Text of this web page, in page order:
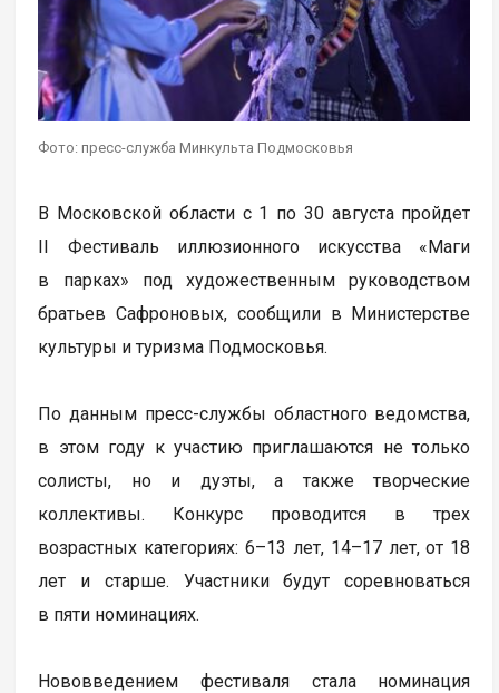
Фото: пресс-служба Минкульта Подмосковья
В Московской области с 1 по 30 августа пройдет
II Фестиваль иллюзионного искусства «Маги
в парках» под художественным руководством
братьев Сафроновых, сообщили в Министерстве
культуры и туризма Подмосковья.
По данным пресс-службы областного ведомства,
в этом году к участию приглашаются не только
солисты, но и дуэты, а также творческие
коллективы. Конкурс проводится в трех
возрастных категориях: 6–13 лет, 14–17 лет, от 18
лет и старше. Участники будут соревноваться
в пяти номинациях.
Нововведением фестиваля стала номинация